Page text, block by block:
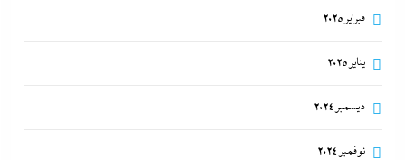
فبراير 2025
يناير 2025
ديسمبر 2024
نوفمبر 2024